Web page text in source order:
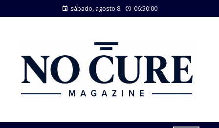
sábado, agosto 8 06:50:01